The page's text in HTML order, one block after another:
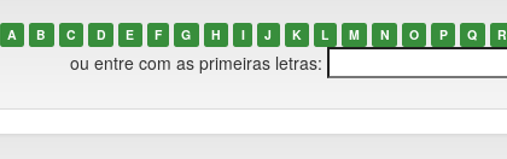
A B C D E F G H I J K L M N O P Q R
ou entre com as primeiras letras: